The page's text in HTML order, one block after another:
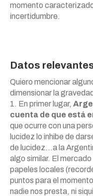
momento
incertidumbre.
Datos
Quiero mencionar
dimensionar la
1. En primer lugar,
cuenta de que está
que ocurre con una
lucidez lo inhibe de
de lucidez…a la
algo similar. El
papeles locales
puntos para el
nadie nos presta, ni